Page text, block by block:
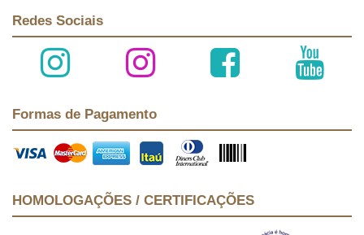
Redes Sociais
Formas de Pagamento
HOMOLOGAÇÕES / CERTIFICAÇÕES